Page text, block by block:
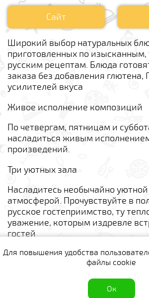
Сайт
Широкий выбор натуральных
приготовленных по
русским рецептам. Блюда
заказа без добавления глютена,
усилителей вкуса
Живое исполнение композиций
По четвергам, пятницам и
насладиться живым
произведений.
Три уютных зала
Насладитесь необычайно
атмосферой. Прочувствуйте в
русское гостеприимство, ту
уважение, которым издревле
гостей
Комментарии
Для данного предложения пока нет
Для повышения удобства
файлы cookie
Ок
полная версия